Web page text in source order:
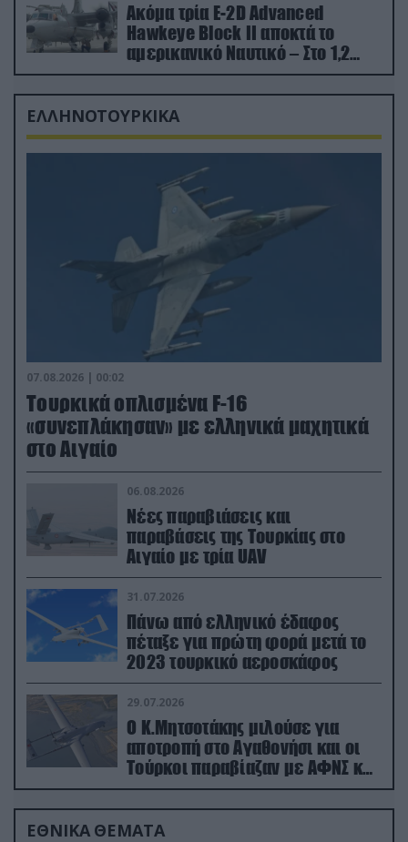
Ακόμα τρία E-2D Advanced
Hawkeye Block II αποκτά το
αμερικανικό Ναυτικό – Στο 1,2
δισ.δολάρια το κόστος
ΕΛΛΗΝΟΤΟΥΡΚΙΚΑ
07.08.2026 | 00:02
Τουρκικά οπλισμένα F-16
«συνεπλάκησαν» με ελληνικά μαχητικά
στο Αιγαίο
06.08.2026
Νέες παραβιάσεις και
παραβάσεις της Τουρκίας στο
Αιγαίο με τρία UAV
31.07.2026
Πάνω από ελληνικό έδαφος
πέταξε για πρώτη φορά μετά το
2023 τουρκικό αεροσκάφος
29.07.2026
Ο Κ.Μητσοτάκης μιλούσε για
αποτροπή στο Αγαθονήσι και οι
Τούρκοι παραβίαζαν με ΑΦΝΣ και
drone
ΕΘΝΙΚΑ ΘΕΜΑΤΑ